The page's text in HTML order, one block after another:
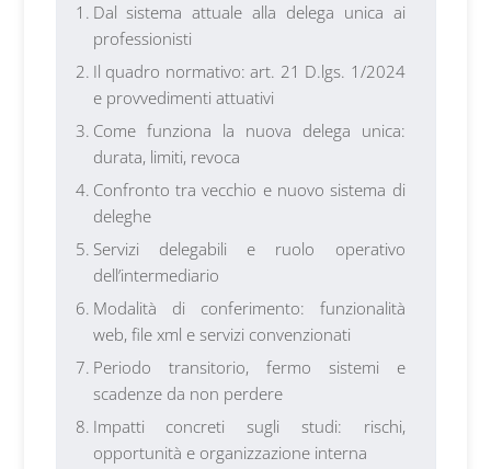
Dal sistema attuale alla delega unica ai
professionisti
Il quadro normativo: art. 21 D.lgs. 1/2024
e provvedimenti attuativi
Come funziona la nuova delega unica:
durata, limiti, revoca
Confronto tra vecchio e nuovo sistema di
deleghe
Servizi delegabili e ruolo operativo
dell’intermediario
Modalità di conferimento: funzionalità
web, file xml e servizi convenzionati
Periodo transitorio, fermo sistemi e
scadenze da non perdere
Impatti concreti sugli studi: rischi,
opportunità e organizzazione interna